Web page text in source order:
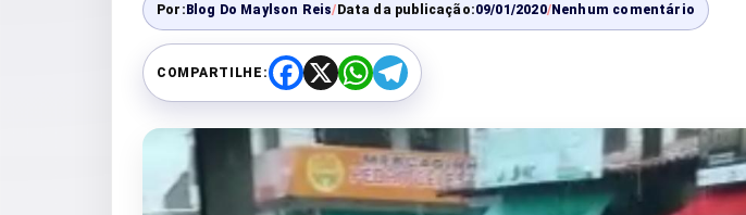
Por:Blog Do Maylson Reis/Data da publicação:09/01/2020/Nenhum comentário
COMPARTILHE:
F
a
e
b
o
o
k
X
W
h
t
s
A
p
p
T
e
e
g
r
a
m